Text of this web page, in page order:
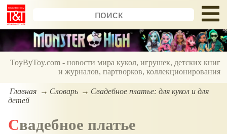
ToyByToy.com - новости мира кукол, игрушек, детских книг
и журналов, партворков, коллекционирования
Главная Словарь
Свадебное платье: для кукол и для
детей
Свадебное платье